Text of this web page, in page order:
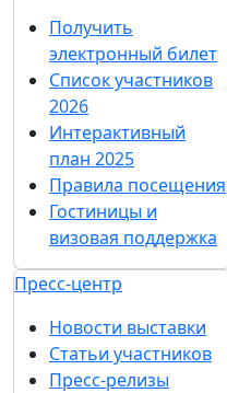
Получить
электронный билет
Список участников
2026
Интерактивный
план 2025
Правила посещения
Гостиницы и
визовая поддержка
Пресс-центр
Новости выставки
Статьи участников
Пресс-релизы